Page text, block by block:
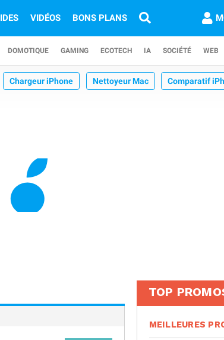
VIDÉOS BONS PLANS
DOMOTIQUE GAMING ECOTECH IA SOCIÉTÉ WEB
Chargeur iPhone Nettoyeur Mac Comparatif
TOP
MEILLEURES